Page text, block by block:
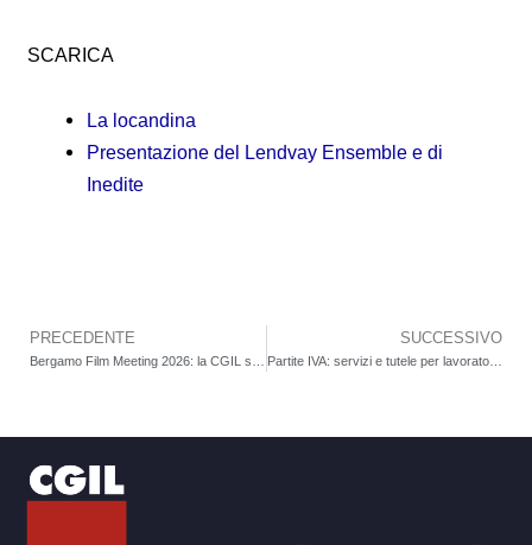
SCARICA
La locandina
Presentazione del Lendvay Ensemble e di
Inedite
Precedente
PRECEDENTE SUCCESSIVO
Partite IVA: servizi e tutele per lavoratori autonomi a Bergamo